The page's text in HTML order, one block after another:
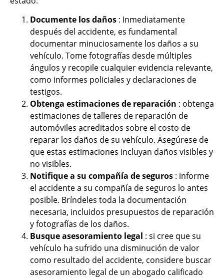
Documente los daños : Inmediatamente
después del accidente, es fundamental
documentar minuciosamente los daños a su
vehículo. Tome fotografías desde múltiples
ángulos y recopile cualquier evidencia relevante,
como informes policiales y declaraciones de
testigos.
Obtenga estimaciones de reparación : obtenga
estimaciones de talleres de reparación de
automóviles acreditados sobre el costo de
reparar los daños de su vehículo. Asegúrese de
que estas estimaciones incluyan daños visibles y
no visibles.
Notifique a su compañía de seguros : informe
el accidente a su compañía de seguros lo antes
posible. Bríndeles toda la documentación
necesaria, incluidos presupuestos de reparación
y fotografías de los daños.
Busque asesoramiento legal : si cree que su
vehículo ha sufrido una disminución de valor
como resultado del accidente, considere buscar
asesoramiento legal de un abogado calificado